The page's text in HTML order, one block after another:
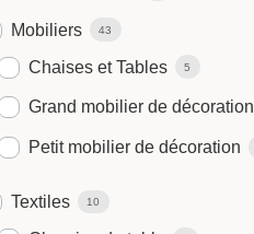
Mobiliers 43
Chaises et Tables 5
Grand mobilier de décoration
Petit mobilier de décoration
Textiles 10